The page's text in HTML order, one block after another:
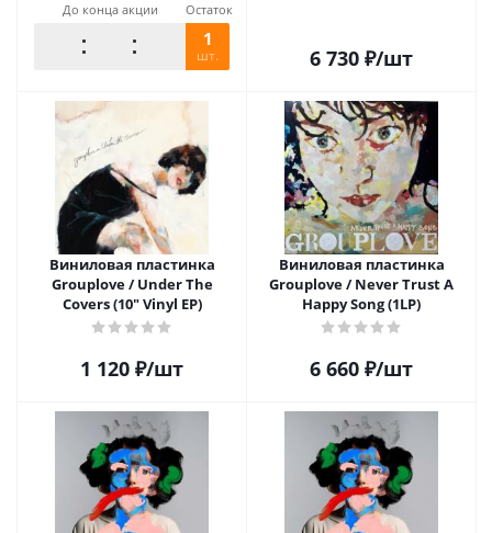
До конца акции Остаток
1
шт. 6 730 ₽/шт
Виниловая пластинка
Grouplove / Under The
Covers (10" Vinyl EP)
1 120 ₽/шт
Виниловая пластинка
Grouplove / Never Trust A
Happy Song (1LP)
6 660 ₽/шт